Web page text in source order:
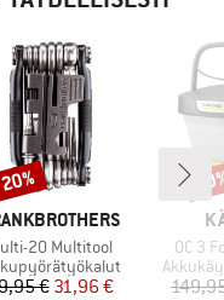
20 Multitool
Hinta
€Alennettu hinta
31,96 €
Tuote
OC 3